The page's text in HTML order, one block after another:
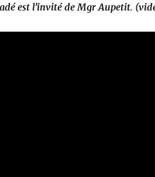
est l’invité de Mgr Aupetit.